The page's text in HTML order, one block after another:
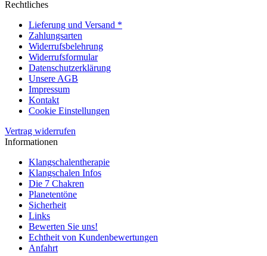
Rechtliches
Lieferung und Versand *
Zahlungsarten
Widerrufsbelehrung
Widerrufsformular
Datenschutzerklärung
Unsere AGB
Impressum
Kontakt
Cookie Einstellungen
Vertrag widerrufen
Informationen
Klangschalentherapie
Klangschalen Infos
Die 7 Chakren
Planetentöne
Sicherheit
Links
Bewerten Sie uns!
Echtheit von Kundenbewertungen
Anfahrt